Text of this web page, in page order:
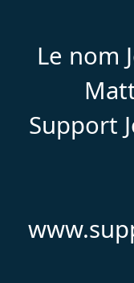
Le nom
Support